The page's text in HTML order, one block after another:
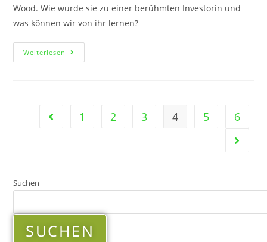
Wood. Wie wurde sie zu einer berühmten Investorin und
was können wir von ihr lernen?
Weiterlesen
1 2 3 4 5 6
Suchen
SUCHEN